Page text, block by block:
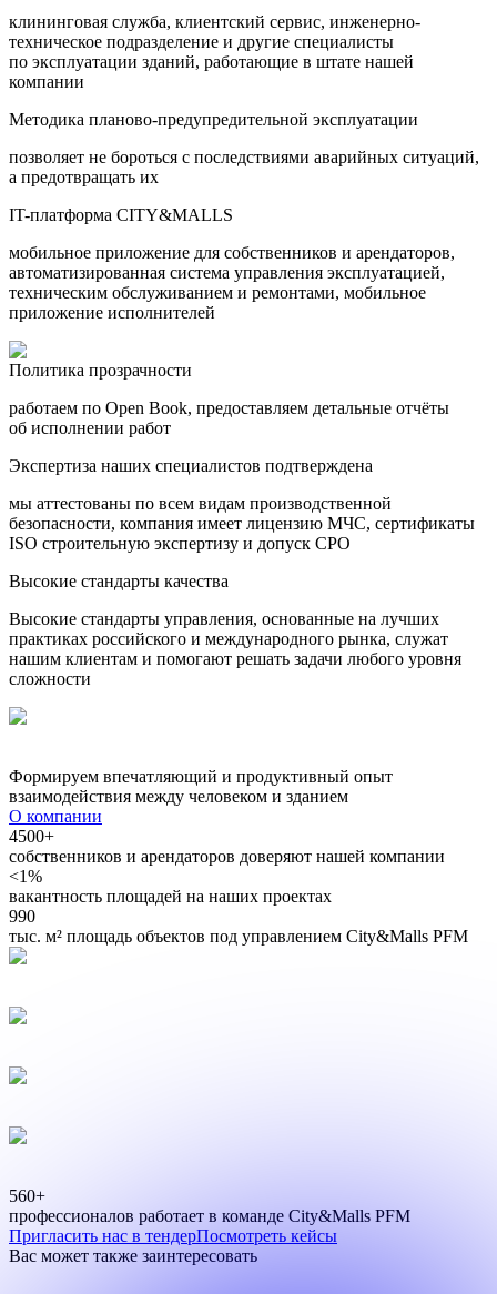
клининговая служба, клиентский сервис, инженерно-
техническое подразделение и другие специалисты
по эксплуатации зданий, работающие в штате нашей
компании
Методика планово-предупредительной эксплуатации
позволяет не бороться с последствиями аварийных ситуаций,
а предотвращать их
IT-платформа CITY&MALLS
мобильное приложение для собственников и арендаторов,
автоматизированная система управления эксплуатацией,
техническим обслуживанием и ремонтами, мобильное
приложение исполнителей
Политика прозрачности
работаем по Open Book, предоставляем детальные отчёты
об исполнении работ
Экспертиза наших специалистов подтверждена
мы аттестованы по всем видам производственной
безопасности, компания имеет лицензию МЧС, сертификаты
ISO строительную экспертизу и допуск СРО
Высокие стандарты качества
Высокие стандарты управления, основанные на лучших
практиках российского и международного рынка, служат
нашим клиентам и помогают решать задачи любого уровня
сложности
Формируем впечатляющий и продуктивный опыт
взаимодействия между человеком и зданием
О компании
4500+
собственников и арендаторов доверяют нашей компании
<1%
вакантность площадей на наших проектах
990
тыс. м² площадь объектов под управлением City&Malls PFM
560+
профессионалов работает в команде City&Malls PFM
Пригласить нас в тендерПосмотреть кейсы
Вас может также заинтересовать